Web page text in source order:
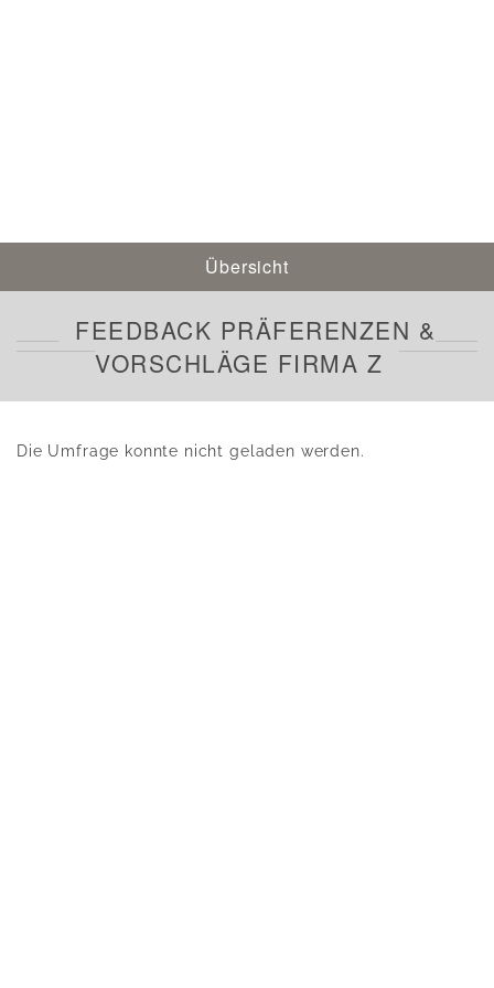
Übersicht
FEEDBACK PRÄFERENZEN &
VORSCHLÄGE FIRMA Z
Die Umfrage konnte nicht geladen werden.